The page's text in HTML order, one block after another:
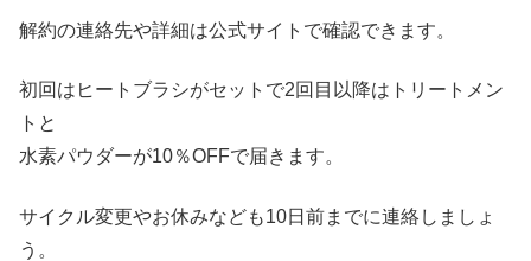
解約の連絡先や詳細は公式サイトで確認できます。
初回はヒートブラシがセットで2回目以降はトリートメン
トと
水素パウダーが10％OFFで届きます。
サイクル変更やお休みなども10日前までに連絡しましょ
う。